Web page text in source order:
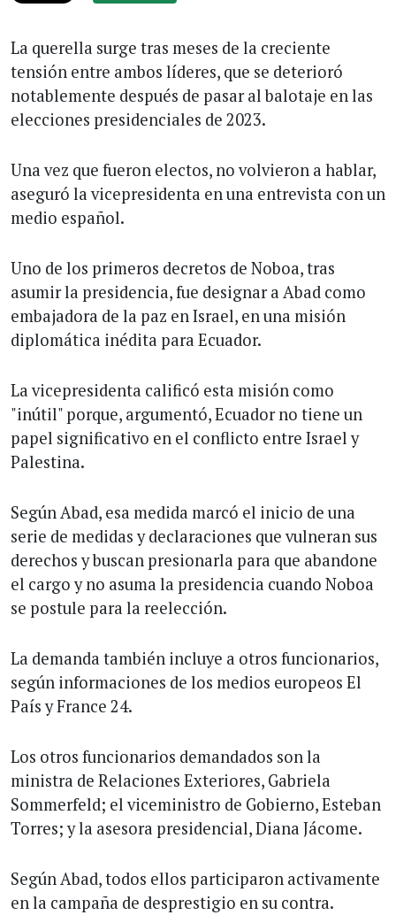
La querella surge tras meses de la creciente
tensión entre ambos líderes, que se deterioró
notablemente después de pasar al balotaje en las
elecciones presidenciales de 2023.
Una vez que fueron electos, no volvieron a hablar,
aseguró la vicepresidenta en una entrevista con un
medio español.
Uno de los primeros decretos de Noboa, tras
asumir la presidencia, fue designar a Abad como
embajadora de la paz en Israel, en una misión
diplomática inédita para Ecuador.
La vicepresidenta calificó esta misión como
"inútil" porque, argumentó, Ecuador no tiene un
papel significativo en el conflicto entre Israel y
Palestina.
Según Abad, esa medida marcó el inicio de una
serie de medidas y declaraciones que vulneran sus
derechos y buscan presionarla para que abandone
el cargo y no asuma la presidencia cuando Noboa
se postule para la reelección.
La demanda también incluye a otros funcionarios,
según informaciones de los medios europeos El
País y France 24.
Los otros funcionarios demandados son la
ministra de Relaciones Exteriores, Gabriela
Sommerfeld; el viceministro de Gobierno, Esteban
Torres; y la asesora presidencial, Diana Jácome.
Según Abad, todos ellos participaron activamente
en la campaña de desprestigio en su contra.